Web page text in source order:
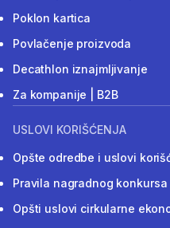
Poklon kartica
Povlačenje proizvoda
Decathlon iznajmljivanje
Za kompanije | B2B
USLOVI KORIŠĆENJA
Opšte odredbe i uslovi
Pravila nagradnog konkursa
Opšti uslovi cirkularne